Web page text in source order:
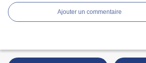
Ajouter un commentaire